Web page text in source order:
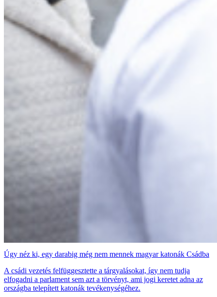
Úgy néz ki, egy darabig még nem mennek magyar katonák Csádba
A csádi vezetés felfüggesztette a tárgyalásokat, így nem tudja
elfogadni a parlament sem azt a törvényt, ami jogi keretet adna az
országba telepített katonák tevékenységéhez.